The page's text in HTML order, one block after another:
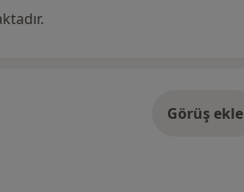
Görüş ekle